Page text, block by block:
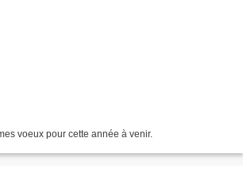
voeux pour cette année à venir.